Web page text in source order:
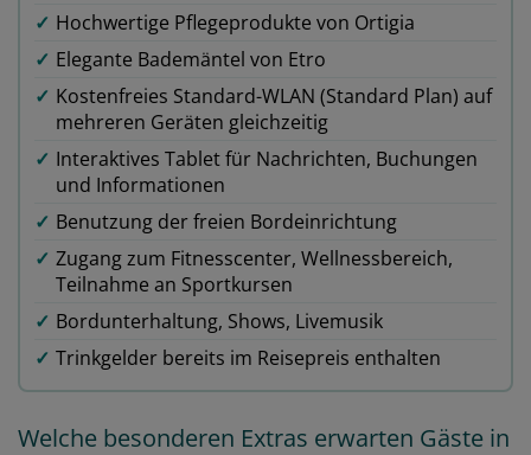
✓ Hochwertige Pflegeprodukte von Ortigia
✓ Elegante Bademäntel von Etro
✓ Kostenfreies Standard-WLAN (Standard Plan) auf
mehreren Geräten gleichzeitig
✓ Interaktives Tablet für Nachrichten, Buchungen
und Informationen
✓ Benutzung der freien Bordeinrichtung
✓ Zugang zum Fitnesscenter, Wellnessbereich,
Teilnahme an Sportkursen
✓ Bordunterhaltung, Shows, Livemusik
✓ Trinkgelder bereits im Reisepreis enthalten
Welche besonderen Extras erwarten Gäste in